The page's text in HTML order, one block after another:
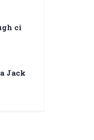
ci
Jack